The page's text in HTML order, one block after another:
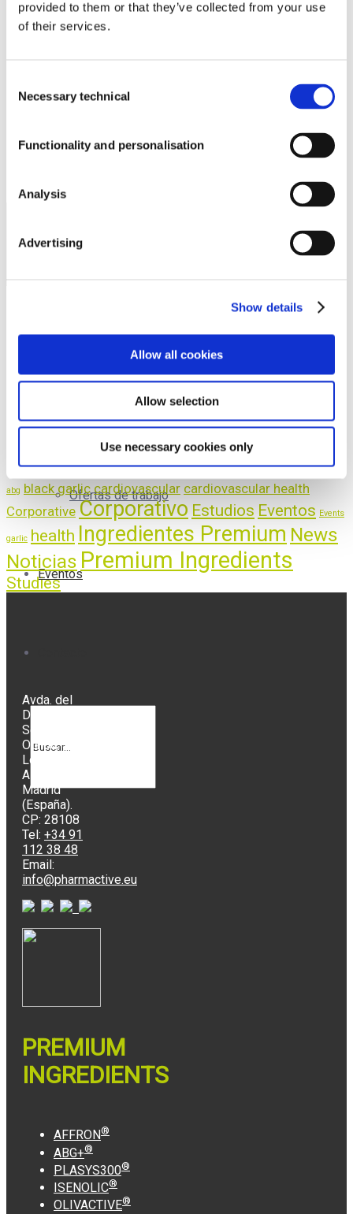
provided to them or that they’ve collected from your use
of their services.
Selection
Necessary technical
Functionality and personalisation
Analysis
Advertising
Show details
Allow all cookies
Allow selection
Use necessary cookies only
Premios
Nosotros
BCORP
Ofertas de trabajo
Eventos
abril 2023
marzo 2023
febrero 2022
septiembre 2020
agosto 2020
junio 2020
mayo 2020
VER VIDEO CORPORATIVO
ETIQUETAS
abg black garlic cardiovascular cardiovascular health
Corporative Corporativo Estudios Eventos Events
garlic health Ingredientes Premium News
Noticias Premium Ingredients
Studies
Avda. del
Doctor
Severo
Ochoa, 37,
Local 4J.
Alcobendas,
Madrid
(España).
CP: 28108
Tel: +34 91
112 38 48
Email:
info@pharmactive.eu
PREMIUM
INGREDIENTS
AFFRON®
ABG+®
PLASYS300®
ISENOLIC®
OLIVACTIVE®